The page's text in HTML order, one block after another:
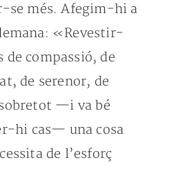
se més. Afegim-hi a
«Revestir-
de compassió, de
de serenor, de
—i va bé
hi cas— una cosa
de l’esforç